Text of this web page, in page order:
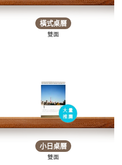
橫式桌曆
雙面
小日桌曆
雙面